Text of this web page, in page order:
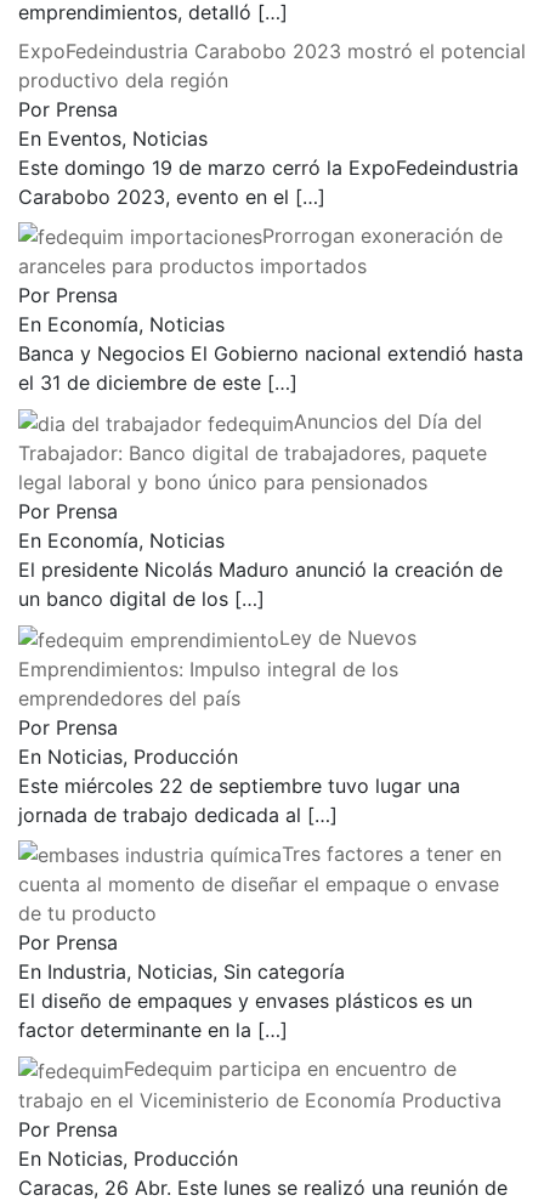
emprendimientos, detalló […]
ExpoFedeindustria Carabobo 2023 mostró el potencial
productivo dela región
Por Prensa
En Eventos, Noticias
Este domingo 19 de marzo cerró la ExpoFedeindustria
Carabobo 2023, evento en el […]
Prorrogan exoneración de
aranceles para productos importados
Por Prensa
En Economía, Noticias
Banca y Negocios El Gobierno nacional extendió hasta
el 31 de diciembre de este […]
Anuncios del Día del
Trabajador: Banco digital de trabajadores, paquete
legal laboral y bono único para pensionados
Por Prensa
En Economía, Noticias
El presidente Nicolás Maduro anunció la creación de
un banco digital de los […]
Ley de Nuevos
Emprendimientos: Impulso integral de los
emprendedores del país
Por Prensa
En Noticias, Producción
Este miércoles 22 de septiembre tuvo lugar una
jornada de trabajo dedicada al […]
Tres factores a tener en
cuenta al momento de diseñar el empaque o envase
de tu producto
Por Prensa
En Industria, Noticias, Sin categoría
El diseño de empaques y envases plásticos es un
factor determinante en la […]
Fedequim participa en encuentro de
trabajo en el Viceministerio de Economía Productiva
Por Prensa
En Noticias, Producción
Caracas, 26 Abr. Este lunes se realizó una reunión de